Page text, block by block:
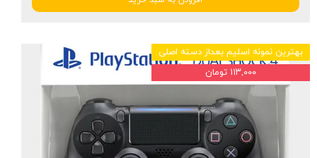
بهترین نمونه اسلیم بعداز دسته اصلی
۱۱۳,۰۰۰ تومان